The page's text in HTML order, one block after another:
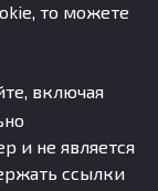
то можете
включая
и не является
ссылки